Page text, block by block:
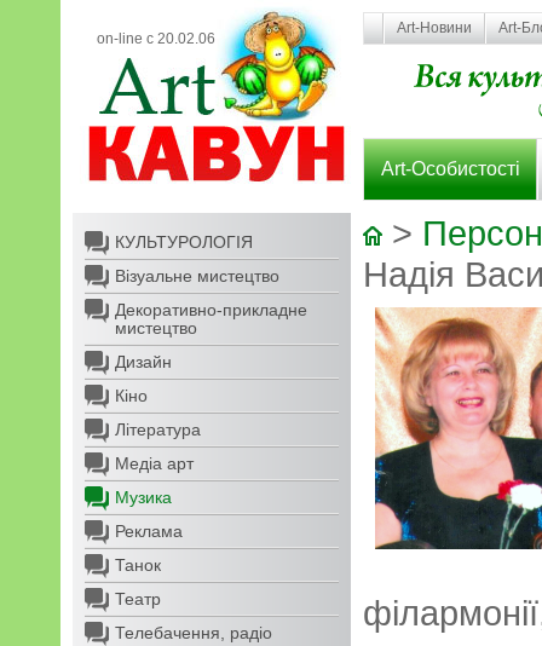
on-line с 20.02.06
Art-Новини Art-
Art-Особистості
КУЛЬТУРОЛОГІЯ
Візуальне мистецтво
Декоративно-прикладне
мистецтво
Дизайн
Кіно
Література
Медіа арт
Музика
Реклама
Танок
Театр
Телебачення, радіо
>
Надія